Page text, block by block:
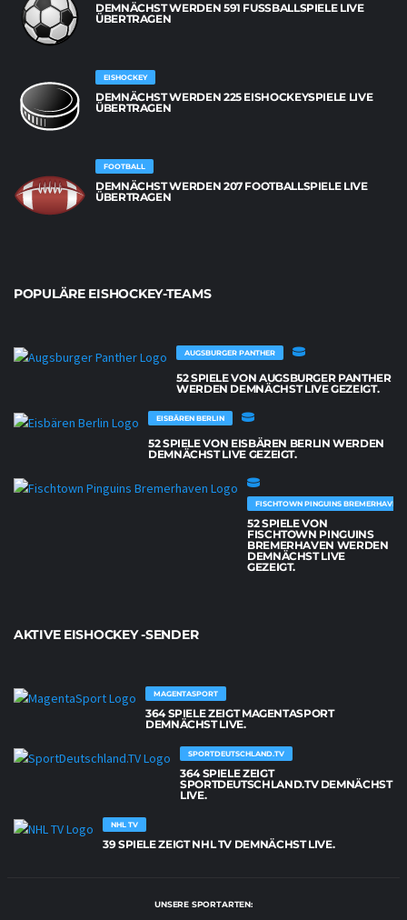
DEMNÄCHST WERDEN 591 FUSSBALLSPIELE LIVE Ü
BERTRAGEN
EISHOCKEY
DEMNÄCHST WERDEN 225 EISHOCKEYSPIELE LIVE
ÜBERTRAGEN
FOOTBALL
DEMNÄCHST WERDEN 207 FOOTBALLSPIELE LIVE
ÜBERTRAGEN
POPULÄRE EISHOCKEY-TEAMS
AUGSBURGER PANTHER
52 SPIELE VON AUGSBURGER PANTHER
WERDEN DEMNÄCHST LIVE GEZEIGT.
EISBÄREN BERLIN
52 SPIELE VON EISBÄREN BERLIN WERDEN
DEMNÄCHST LIVE GEZEIGT.
FISCHTOWN PINGUINS BREMERHAVEN
52 SPIELE VON
FISCHTOWN PINGUINS
BREMERHAVEN WERDEN
DEMNÄCHST LIVE
GEZEIGT.
AKTIVE EISHOCKEY -SENDER
MAGENTASPORT
364 SPIELE ZEIGT MAGENTASPORT
DEMNÄCHST LIVE.
SPORTDEUTSCHLAND.TV
364 SPIELE ZEIGT
SPORTDEUTSCHLAND.TV DEMNÄCHST
LIVE.
NHL TV
39 SPIELE ZEIGT NHL TV DEMNÄCHST LIVE.
UNSERE SPORTARTEN: